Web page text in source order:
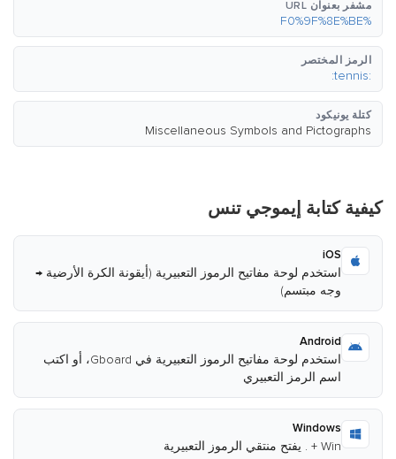
مشفر بعنوان URL
%F0%9F%8E%BE
الرمز المختصر
:tennis:
كتلة يونيكود
Miscellaneous Symbols and Pictographs
كيفية كتابة إيموجي تنس
iOS
استخدم لوحة مفاتيح الرموز التعبيرية (أيقونة الكرة الأرضية →
وجه مبتسم)
Android
استخدم لوحة مفاتيح الرموز التعبيرية في Gboard، أو اكتب
اسم الرمز التعبيري
Windows
Win + . يفتح منتقي الرموز التعبيرية